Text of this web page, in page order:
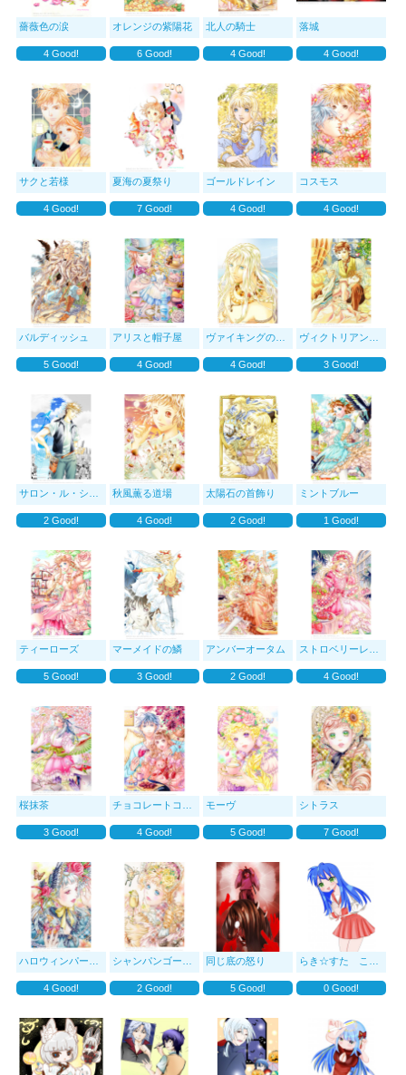
薔薇色の涙
4Good!
オレンジの紫陽花
6Good!
北人の騎士
4Good!
落城
4Good!
サクと若様
4Good!
夏海の夏祭り
7Good!
ゴールドレイン
4Good!
コスモス
4Good!
バルディッシュ
5Good!
アリスと帽子屋
4Good!
ヴァイキングの首飾り
4Good!
ヴィクトリアン・クリ
3Good!
サロン・ル・シエル
2Good!
秋風薫る道場
4Good!
太陽石の首飾り
2Good!
ミントブルー
1 Good!
ティーローズ
5Good!
マーメイドの鱗
3Good!
アンバーオータム
2Good!
ストロベリーレッド
4Good!
桜抹茶
3Good!
チョコレートコスモス
4Good!
モーヴ
5Good!
シトラス
7Good!
ハロウィンパーティー
4Good!
シャンパンゴールド
2Good!
同じ底の怒り
5Good!
らき☆すた こなたち
0Good!